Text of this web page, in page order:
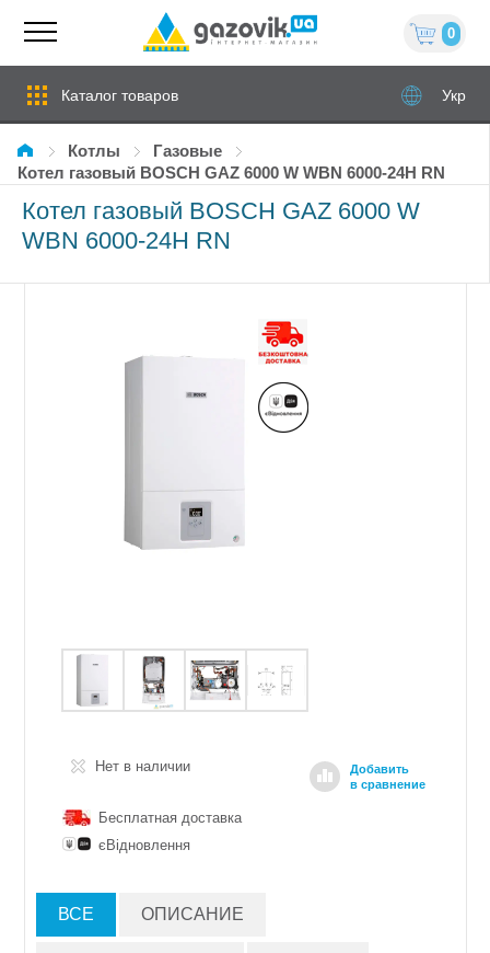
0
Каталог товаров Укр
Котлы
газовые
Котел газовый BOSCH GAZ 6000 W WBN 6000-24H RN
Котел газовый BOSCH GAZ 6000 W
WBN 6000-24H RN
Добавить
в сравнение
Нет в наличии
Бесплатная доставка
єВідновлення
ВСЕ ОПИСАНИЕ